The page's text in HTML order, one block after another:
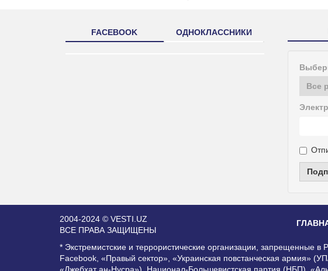
FACEBOOK ОДНОКЛАССНИКИ
2004-2024 © VESTI.UZ
ВСЕ ПРАВА ЗАЩИЩЕНЫ
* Экстремистские и террористические организации, запрещенные
Facebook, «Правый сектор», «Украинская повстанческая армия»
«Джебхат ан-Нусра»), Национал-Большевистская партия (НБП),